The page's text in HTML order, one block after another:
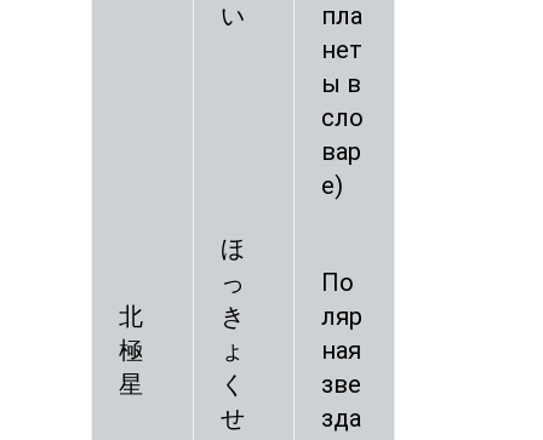
い
пла
нет
ы в
сло
вар
е)
北
極
星
ほ
っ
き
ょ
く
せ
По
ляр
ная
зве
зда